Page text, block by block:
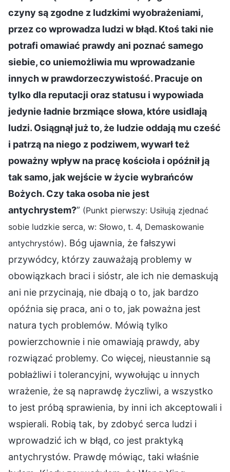
czyny są zgodne z ludzkimi wyobrażeniami,
przez co wprowadza ludzi w błąd. Ktoś taki nie
potrafi omawiać prawdy ani poznać samego
siebie, co uniemożliwia mu wprowadzanie
innych w prawdorzeczywistość. Pracuje on
tylko dla reputacji oraz statusu i wypowiada
jedynie ładnie brzmiące słowa, które usidlają
ludzi. Osiągnął już to, że ludzie oddają mu cześć
i patrzą na niego z podziwem, wywarł też
poważny wpływ na pracę kościoła i opóźnił ją
tak samo, jak wejście w życie wybrańców
Bożych. Czy taka osoba nie jest
antychrystem?” (Punkt pierwszy: Usiłują zjednać
sobie ludzkie serca, w: Słowo, t. 4, Demaskowanie
antychrystów). Bóg ujawnia, że fałszywi
przywódcy, którzy zauważają problemy w
obowiązkach braci i sióstr, ale ich nie demaskują
ani nie przycinają, nie dbają o to, jak bardzo
opóźnia się praca, ani o to, jak poważna jest
natura tych problemów. Mówią tylko
powierzchownie i nie omawiają prawdy, aby
rozwiązać problemy. Co więcej, nieustannie są
pobłażliwi i tolerancyjni, wywołując u innych
wrażenie, że są naprawdę życzliwi, a wszystko
to jest próbą sprawienia, by inni ich akceptowali i
wspierali. Robią tak, by zdobyć serca ludzi i
wprowadzić ich w błąd, co jest praktyką
antychrystów. Prawdę mówiąc, taki właśnie